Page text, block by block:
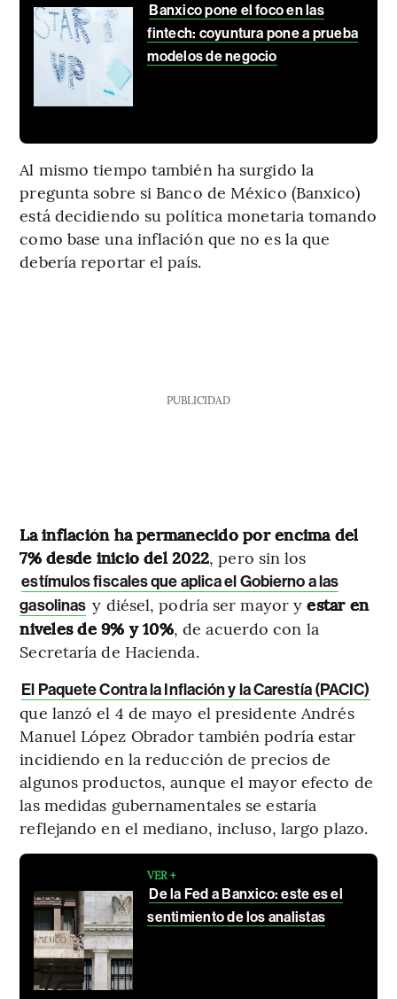
Banxico pone el foco en las
fintech: coyuntura pone a prueba
modelos de negocio
Al mismo tiempo también ha surgido la
pregunta sobre si Banco de México (Banxico)
está decidiendo su política monetaria tomando
como base una inflación que no es la que
debería reportar el país.
PUBLICIDAD
La inflación ha permanecido por encima del
7% desde inicio del 2022, pero sin los
estímulos fiscales que aplica el Gobierno a las
gasolinas y diésel, podría ser mayor y estar en
niveles de 9% y 10%, de acuerdo con la
Secretaría de Hacienda.
El Paquete Contra la Inflación y la Carestía (PACIC)
que lanzó el 4 de mayo el presidente Andrés
Manuel López Obrador también podría estar
incidiendo en la reducción de precios de
algunos productos, aunque el mayor efecto de
las medidas gubernamentales se estaría
reflejando en el mediano, incluso, largo plazo.
VER +
De la Fed a Banxico: este es el
sentimiento de los analistas